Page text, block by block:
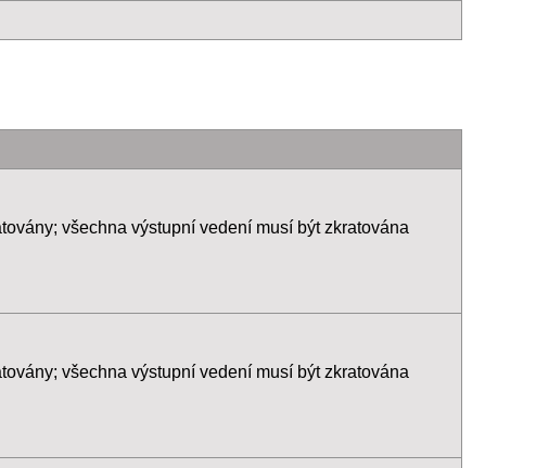
všechna výstupní vedení musí být zkratována
všechna výstupní vedení musí být zkratována